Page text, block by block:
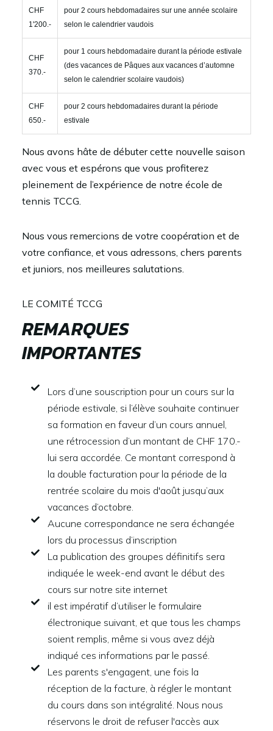
CHF
1'200.-
pour 2 cours hebdomadaires sur une année scolaire
selon le calendrier vaudois
CHF
370.-
pour 1 cours hebdomadaire durant la période estivale
(des vacances de Pâques aux vacances d’automne
selon le calendrier scolaire vaudois)
CHF
650.-
pour 2 cours hebdomadaires durant la période
estivale
Nous avons hâte de débuter cette nouvelle saison
avec vous et espérons que vous profiterez
pleinement de l’expérience de notre école de
tennis TCCG.
Nous vous remercions de votre coopération et de
votre confiance, et vous adressons, chers parents
et juniors, nos meilleures salutations.
LE COMITÉ TCCG
REMARQUES
IMPORTANTES
Lors d’une souscription pour un cours sur la
période estivale, si l’élève souhaite continuer
sa formation en faveur d’un cours annuel,
une rétrocession d’un montant de CHF 170.-
lui sera accordée. Ce montant correspond à
la double facturation pour la période de la
rentrée scolaire du mois d'août jusqu’aux
vacances d’octobre.
Aucune correspondance ne sera échangée
lors du processus d’inscription
La publication des groupes définitifs sera
indiquée le week-end avant le début des
cours sur notre site internet
il est impératif d’utiliser le formulaire
électronique suivant, et que tous les champs
soient remplis, même si vous avez déjà
indiqué ces informations par le passé.
Les parents s'engagent, une fois la
réception de la facture, à régler le montant
du cours dans son intégralité. Nous nous
réservons le droit de refuser l'accès aux